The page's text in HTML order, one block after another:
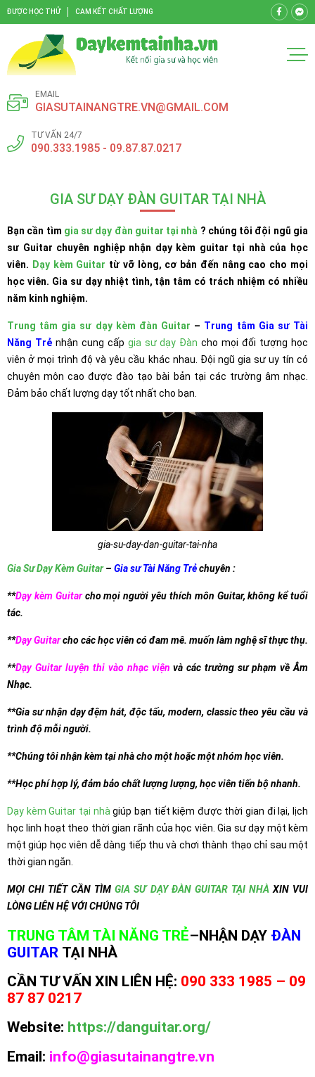
ĐƯỢC HỌC THỬ CAM KẾT CHẤT LƯỢNG
EMAIL
GIASUTAINANGTRE.VN@GMAIL.COM
TƯ VẤN 24/7
090.333.1985 - 09.87.87.0217
GIA SƯ DẠY ĐÀN GUITAR TẠI NHÀ
Bạn cần tìm gia sư dạy đàn guitar tại nhà ? chúng tôi đội ngũ gia
sư Guitar chuyên nghiệp nhận dạy kèm guitar tại nhà của học
viên. Dạy kèm Guitar từ vỡ lòng, cơ bản đến nâng cao cho mọi
học viên. Gia sư dạy nhiệt tình, tận tâm có trách nhiệm có nhiều
năm kinh nghiệm.
Trung tâm gia sư dạy kèm đàn Guitar – Trung tâm Gia sư Tài
Năng Trẻnhận cung cấp gia sư dạy Đàn cho mọi đối tượng học
viên ở mọi trình độ và yêu cầu khác nhau. Đội ngũ gia sư uy tín có
chuyên môn cao được đào tạo bài bản tại các trường âm nhạc.
Đảm bảo chất lượng dạy tốt nhất cho bạn.
gia-su-day-dan-guitar-tai-nha
Gia Sư Dạy Kèm Guitar– Gia sư Tài Năng Trẻchuyên :
**Dạy kèm Guitarcho mọi người yêu thích môn Guitar, không kể tuổi
tác.
**Dạy Guitarcho các học viên có đam mê. muốn làm nghệ sĩ thực thụ.
**Dạy Guitar luyện thi vào nhạc viện và các trường sư phạm về Âm
Nhạc.
**Gia sư nhận dạy đệm hát, độc tấu, modern, classic theo yêu cầu và
trình độ mỗi người.
**Chúng tôi nhận kèm tại nhà cho một hoặc một nhóm học viên.
**Học phí hợp lý, đảm bảo chất lượng lượng, học viên tiến bộ nhanh.
Dạy kèm Guitar tại nhà giúp bạn tiết kiệm được thời gian đi lại, lịch
học linh hoạt theo thời gian rãnh của học viên. Gia sư dạy một kèm
một giúp học viên dễ dàng tiếp thu và chơi thành thạo chỉ sau một
thời gian ngắn.
MỌI CHI TIẾT CẦN TÌMGIA SƯ DẠY ĐÀN GUITAR TẠI NHÀ XIN VUI
LÒNG LIÊN HỆ VỚI CHÚNG TÔI
TRUNG TÂM TÀI NĂNG TRẺ–NHẬN DẠY ĐÀN
GUITAR TẠI NHÀ
CẦN TƯ VẤN XIN LIÊN HỆ: 090 333 1985 – 09
87 87 0217
Website: https://danguitar.org/
Email: info@giasutainangtre.vn